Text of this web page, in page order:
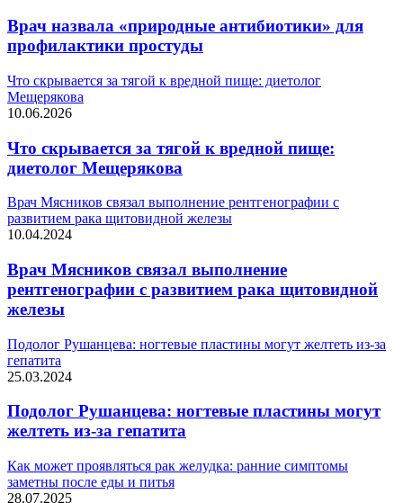
Врач назвала «природные антибиотики» для
профилактики простуды
Что скрывается за тягой к вредной пище: диетолог
Мещерякова
10.06.2026
Что скрывается за тягой к вредной пище:
диетолог Мещерякова
Врач Мясников связал выполнение рентгенографии с
развитием рака щитовидной железы
10.04.2024
Врач Мясников связал выполнение
рентгенографии с развитием рака щитовидной
железы
Подолог Рушанцева: ногтевые пластины могут желтеть из-за
гепатита
25.03.2024
Подолог Рушанцева: ногтевые пластины могут
желтеть из-за гепатита
Как может проявляться рак желудка: ранние симптомы
заметны после еды и питья
28.07.2025